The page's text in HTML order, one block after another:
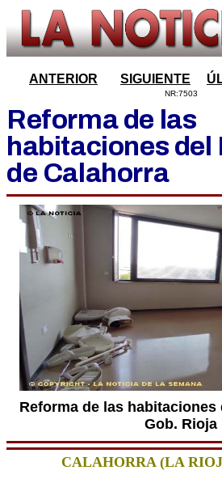
ANTERIOR SIGUIENTE
NR:7503
Reforma de las
habitaciones del
de Calahorra
Reforma de las
Gob. Rioja
CALAHORRA (LA